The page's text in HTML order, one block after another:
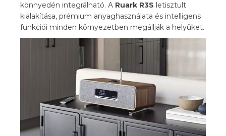
könnyedén integrálható. A Ruark R3S letisztult
kialakítása, prémium anyaghasználata és intelligens
funkciói minden környezetben megállják a helyüket.